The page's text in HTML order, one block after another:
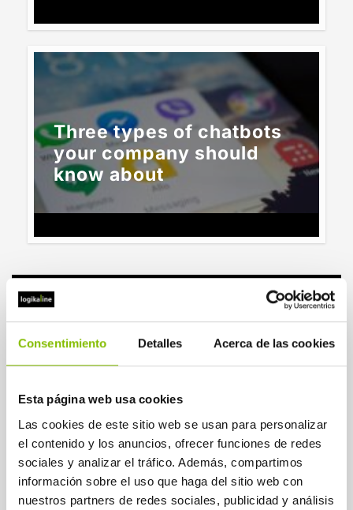
Consentimiento Detalles Acerca de las cookies
Esta página web usa cookies
Las cookies de este sitio web se usan para personalizar
el contenido y los anuncios, ofrecer funciones de redes
sociales y analizar el tráfico. Además, compartimos
información sobre el uso que haga del sitio web con
nuestros partners de redes sociales, publicidad y análisis
Team
Three types of chatbots
your company should
know about